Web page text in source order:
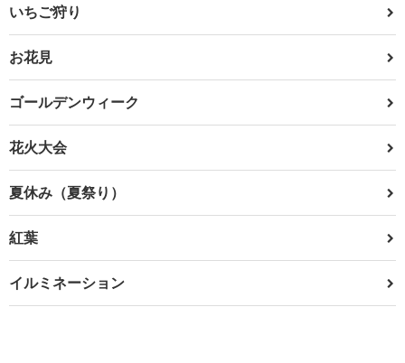
いちご狩り
お花見
ゴールデンウィーク
花火大会
夏休み（夏祭り）
紅葉
イルミネーション